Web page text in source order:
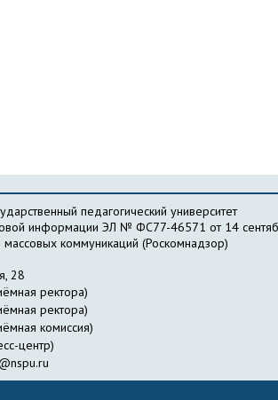
педагогический университет
информации ЭЛ № ФС77-46571 от 14
коммуникаций (Роскомнадзор)
28
ректора)
ректора)
комиссия)
центр)